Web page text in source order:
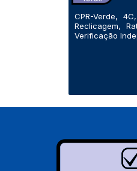
CPR-Verde, 4C,
Reclicagem,
Verificação